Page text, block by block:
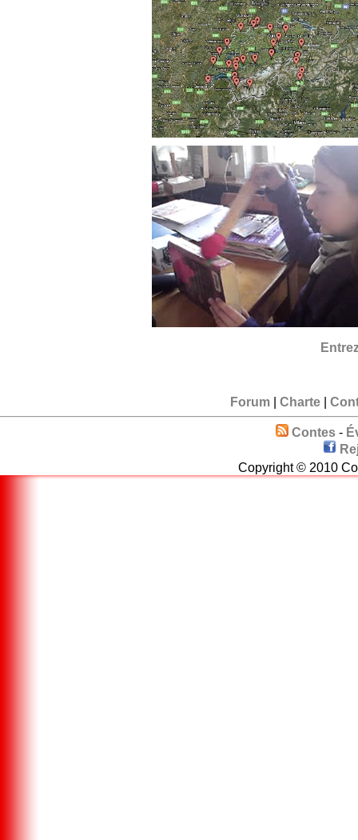
Forum Charte
Contes-
Copyright © 2010